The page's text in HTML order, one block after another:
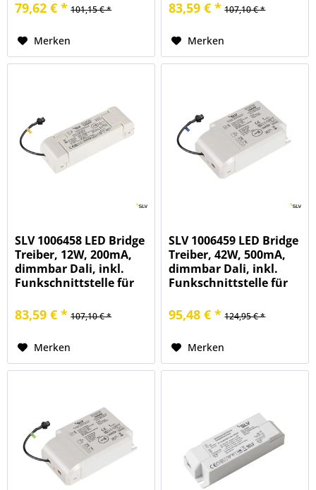
79,62 € * 101,15 € *
Merken
83,59 € * 107,10 € *
Merken
SLV 1006458 LED Bridge
Treiber, 12W, 200mA,
dimmbar Dali, inkl.
Funkschnittstelle für
83,59 € * 107,10 € *
Merken
SLV 1006459 LED Bridge
Treiber, 42W, 500mA,
dimmbar Dali, inkl.
Funkschnittstelle für
95,48 € * 124,95 € *
Merken